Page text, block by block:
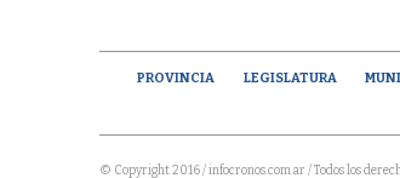
PROVINCIA LEGISLATURA
© Copyright 2016 / infocronos.com.ar / Todos los